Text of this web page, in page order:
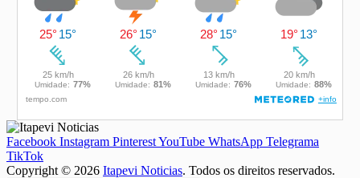
Facebook Instagram PinterestYouTube WhatsApp Telegrama
TikTok
Copyright © 2026 Itapevi Noticias. Todos os direitos reservados.